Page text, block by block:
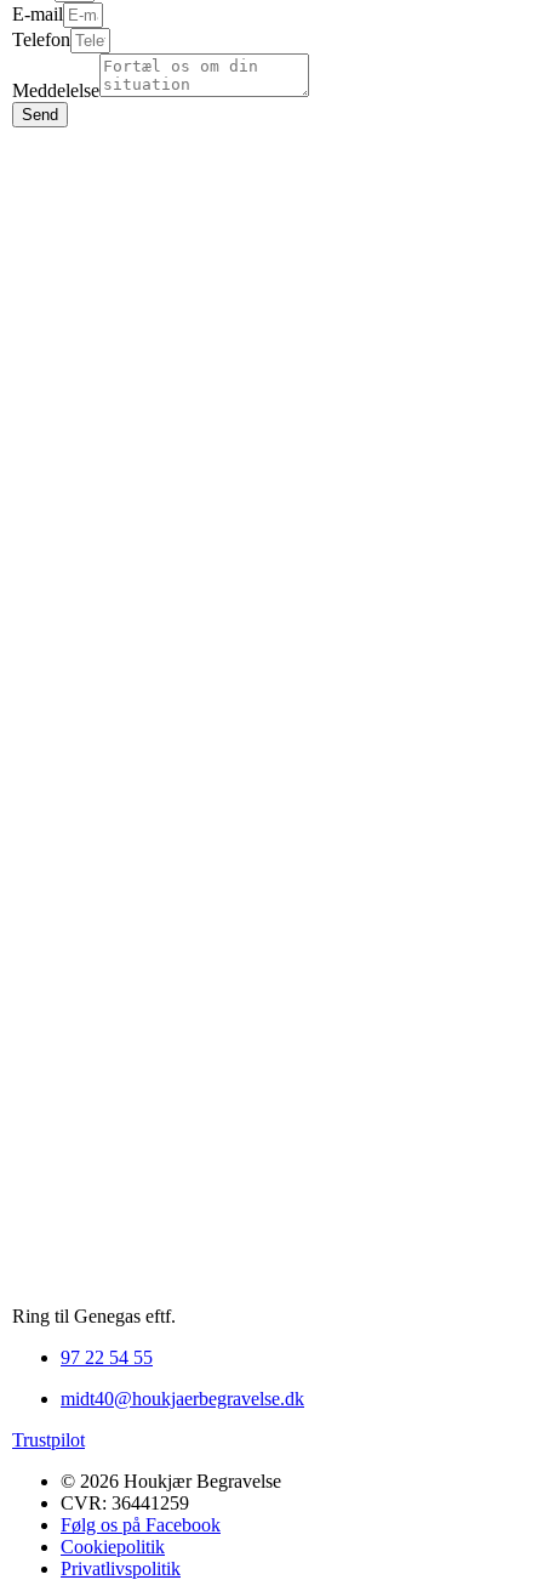
E-mail
Telefon
Meddelelse
Send
Ring til Genegas eftf.
97 22 54 55
midt40@houkjaerbegravelse.dk
Trustpilot
© 2026 Houkjær Begravelse
CVR: 36441259
Følg os på Facebook
Cookiepolitik
Privatlivspolitik